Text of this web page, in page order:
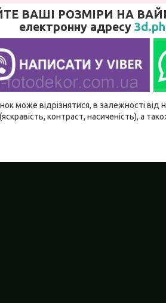
ВАШІ РОЗМІРИ НА
електронну адресу
може відрізнятися, в залежності
(яскравість, контраст, насиченість), а